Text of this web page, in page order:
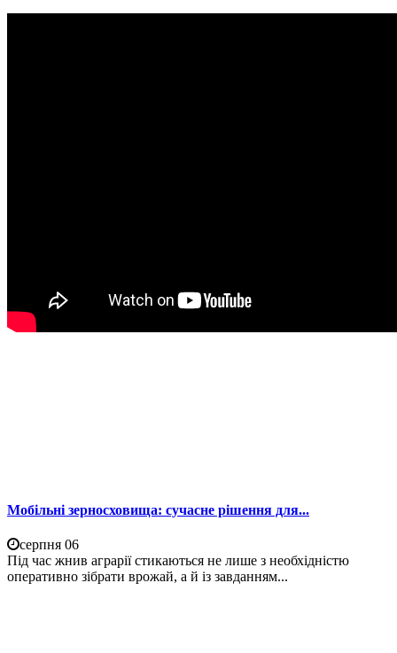
Мобільні зерносховища: сучасне рішення для...
серпня 06
Під час жнив аграрії стикаються не лише з необхідністю
оперативно зібрати врожай, а й із завданням...